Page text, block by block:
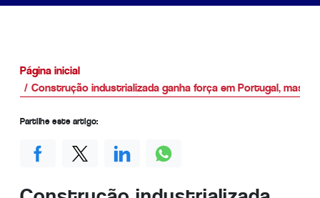
Página inicial
Construção industrializada ganha força em Portugal, mas
Partilhe este artigo: